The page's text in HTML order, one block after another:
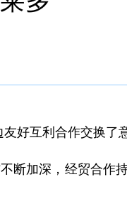
好互利合作交换了意
加深，经贸合作